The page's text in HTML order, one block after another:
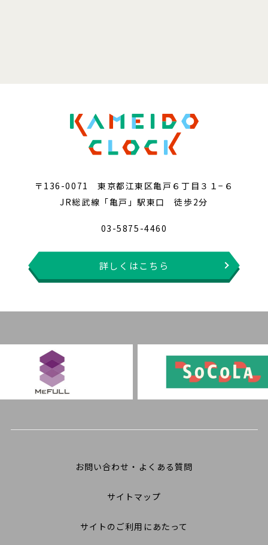
〒136-0071 東京都江東区亀戸６丁目３１−６
JR総武線「亀戸」駅東口 徒歩2分
03-5875-4460
詳しくはこちら
お問い合わせ・よくある質問
サイトマップ
サイトのご利用にあたって